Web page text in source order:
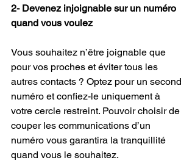
2- Devenez injoignable sur un numéro
quand vous voulez
Vous souhaitez n’être joignable que
pour vos proches et éviter tous les
autres contacts ? Optez pour un second
numéro et confiez-le uniquement à
votre cercle restreint. Pouvoir choisir de
couper les communications d’un
numéro vous garantira la tranquillité
quand vous le souhaitez.